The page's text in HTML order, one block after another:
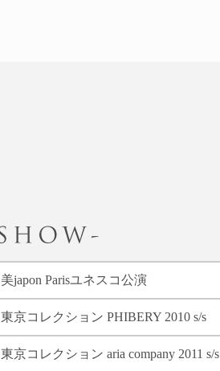
美japon Parisユネスコ公演
東京コレクション PHIBERY 2010 s/s
東京コレクション aria company 2011 s/s